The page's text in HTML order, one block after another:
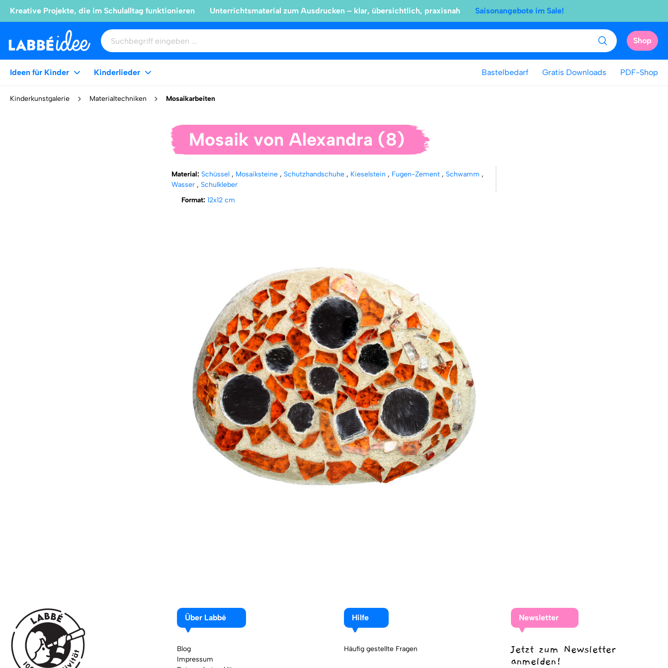
Kreative Projekte, die im Schulalltag funktionieren Unterrichtsmaterial zum Ausdrucken – klar, übersichtlich, praxisnah Saisonangebote im Sale!
Shop
Ideen für Kinder Kinderlieder Bastelbedarf Gratis Downloads PDF-Shop
Kinderkunstgalerie Materialtechniken Mosaikarbeiten
Mosaik von Alexandra (8)
Material: Schüssel , Mosaiksteine , Schutzhandschuhe , Kieselstein , Fugen-Zement , Schwamm ,
Wasser , Schulkleber
Format:12x12 cm
Über Labbé
Blog
Impressum
Hilfe
Häufig gestellte Fragen
Newsletter
Jetzt zum Newsletter
anmelden!